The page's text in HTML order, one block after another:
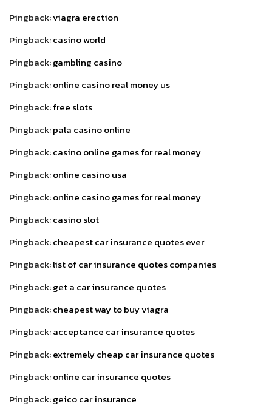
Pingback:viagra erection
Pingback:casino world
Pingback:gambling casino
Pingback:online casino real money us
Pingback:free slots
Pingback:pala casino online
Pingback:casino online games for real money
Pingback:online casino usa
Pingback:online casino games for real money
Pingback:casino slot
Pingback:cheapest car insurance quotes ever
Pingback:list of car insurance quotes companies
Pingback:get a car insurance quotes
Pingback:cheapest way to buy viagra
Pingback:acceptance car insurance quotes
Pingback:extremely cheap car insurance quotes
Pingback:online car insurance quotes
Pingback:geico car insurance